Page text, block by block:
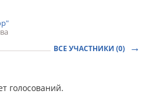
ВСЕ УЧАСТНИКИ (0)
голосований.